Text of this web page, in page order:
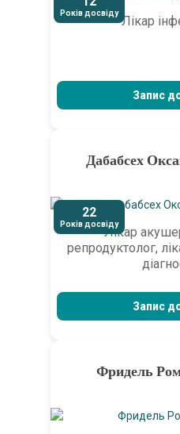
Років досвіду
Лікар
Запис
Дабабсех
22
Років досвіду
Лікар
репродуктолог,
Запис
Фридель